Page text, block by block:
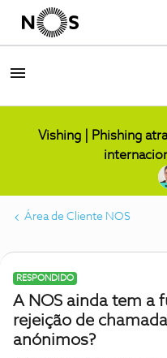
Vishing | Phishing
Área de Cliente NOS
RESPONDIDO
A NOS ainda tem a
rejeição de
anónimos?